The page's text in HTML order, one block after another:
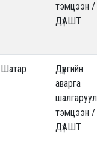
тэмцээн /
ДүАШТ
Шатар
Дүүргийн
аварга
шалгаруулах
тэмцээн /
ДүАШТ